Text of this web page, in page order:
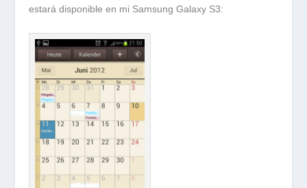
estará disponible en mi Samsung Galaxy S3: